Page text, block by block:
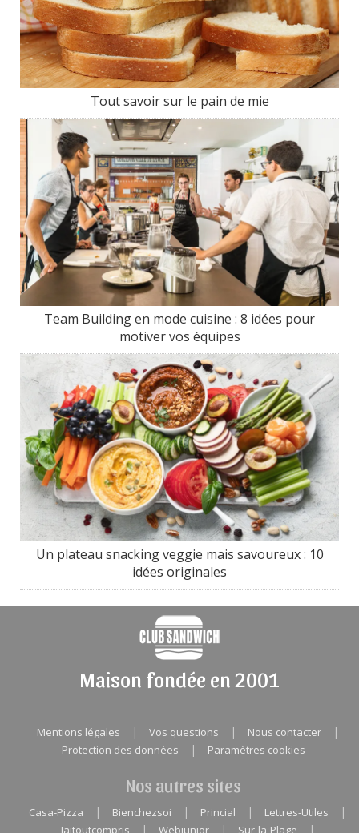
Tout savoir sur le pain de mie
Team Building en mode cuisine : 8 idées pour
motiver vos équipes
Un plateau snacking veggie mais savoureux : 10
idées originales
Maison fondée en 2001
Mentions légales | Vos questions | Nous contacter |
Protection des données | Paramètres cookies
Nos autres sites
Casa-Pizza | Bienchezsoi | Princial | Lettres-Utiles |
Jaitoutcompris | Webjunior | Sur-la-Plage |